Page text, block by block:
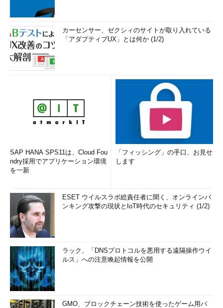
カーセンサー、ゼクシィのサイトが取り入れている
「アダプティブUX」とは何か (1/2)
SAP HANA SPS11は、Cloud Fou
ndry採用でアプリケーション環境
を一新
「フィッシング」の手口、お見せ
します
ESET ウイルスラボ総責任者に聞く、オンラインバ
ンキング攻撃の現状とIoT時代のセキュリティ (1/2)
ラック、「DNSプロトコルを悪用する遠隔操作ウイ
ルス」への注意喚起情報を公開
GMO、ブロックチェーン技術を使ったゲーム用バ